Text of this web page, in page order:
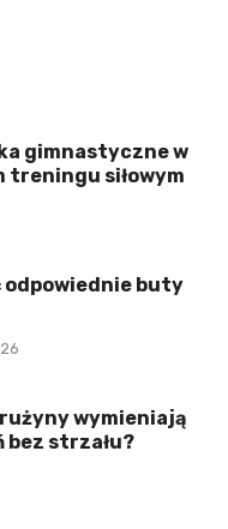
gimnastyczne w
treningu siłowym
odpowiednie buty
wymieniają
bez strzału?